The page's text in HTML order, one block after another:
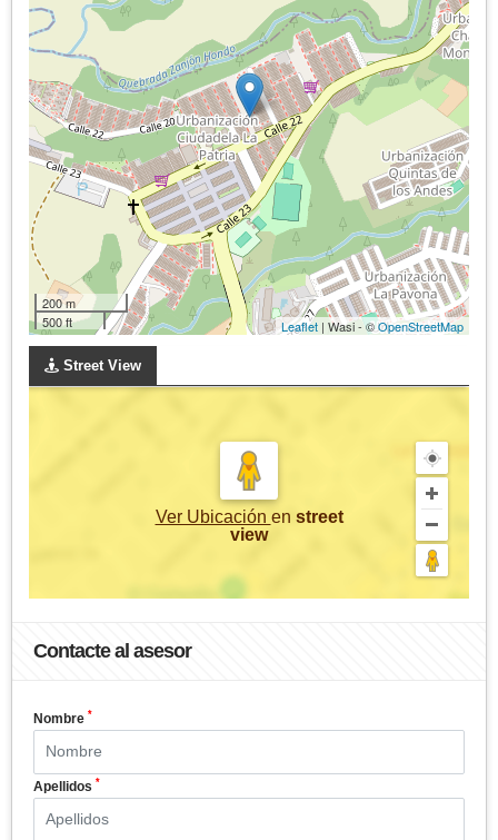
200 m
500 ft
Leaflet | Wasi - ©OpenStreetMap
Street View
Ver Ubicación en street
view
Contacte al asesor
Nombre *
Apellidos *